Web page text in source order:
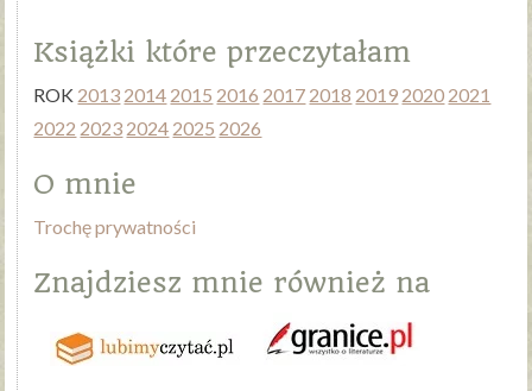
Książki które przeczytałam
ROK 2013 2014 2015 2016 2017 2018 2019 2020 2021
2022 2023 2024 2025 2026
O mnie
Trochę prywatności
Znajdziesz mnie również na